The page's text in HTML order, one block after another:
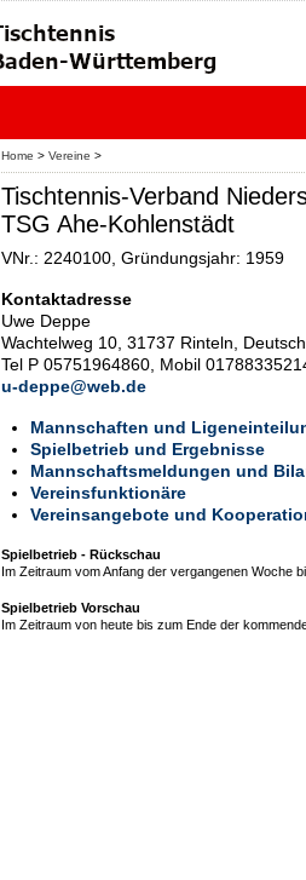
Home > Vereine >
Tischtennis-Verband
TSG Ahe-Kohlenstädt
VNr.: 2240100, Gründungsjahr: 1959
Kontaktadresse
Uwe Deppe
Wachtelweg 10, 31737 Rinteln,
Tel P 05751964860, Mobil
u-deppe@web.de
Mannschaften und
Spielbetrieb und Ergebnisse
Mannschaftsmeldungen und
Vereinsfunktionäre
Vereinsangebote und
Spielbetrieb - Rückschau
Im Zeitraum vom Anfang der vergangenen Woche
Spielbetrieb Vorschau
Im Zeitraum von heute bis zum Ende der